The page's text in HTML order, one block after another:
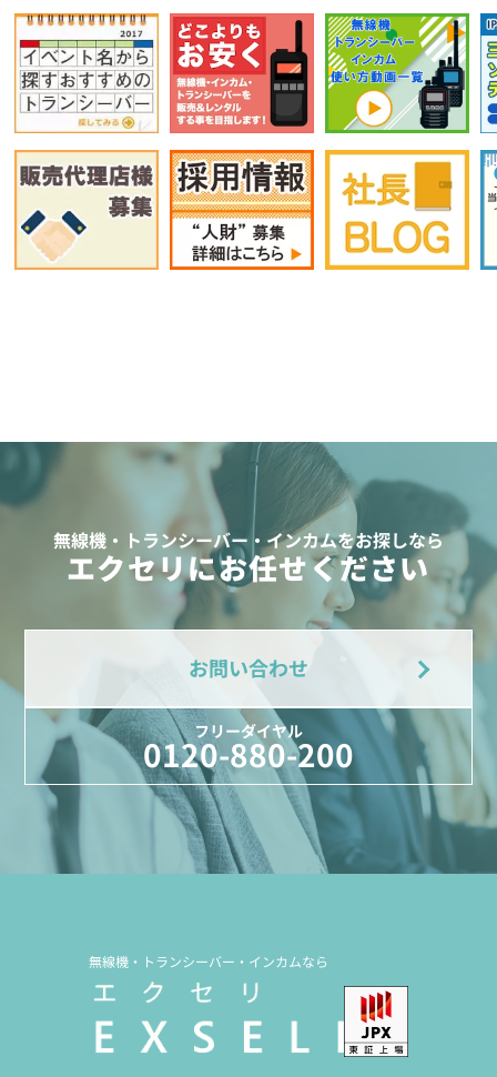
無線機・トランシーバー・インカムをお探しなら
エクセリにお任せください
お問い合わせ
フリーダイヤル
0120-880-200
無線機・トランシーバー・インカムなら